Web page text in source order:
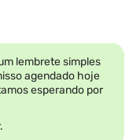
lembrete simples
agendado hoje
esperando por